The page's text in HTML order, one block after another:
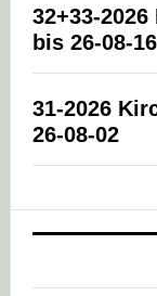
32+33-
bis 26-08-16
31-2026
26-08-02